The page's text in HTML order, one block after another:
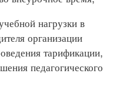
нагрузки в
организации
тарификации,
педагогического